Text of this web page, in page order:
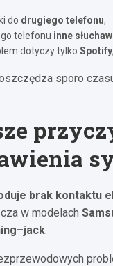
do drugiego telefonu,
telefonu inne
dotyczy tylko Spotify,
sporo
brak kontaktu
w modelach
.